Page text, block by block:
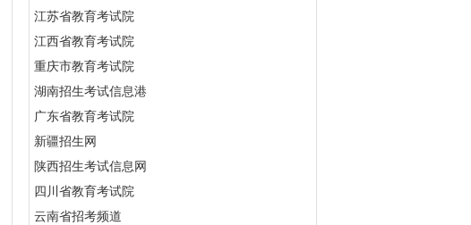
江苏省教育考试院
江西省教育考试院
重庆市教育考试院
湖南招生考试信息港
广东省教育考试院
新疆招生网
陕西招生考试信息网
四川省教育考试院
云南省招考频道